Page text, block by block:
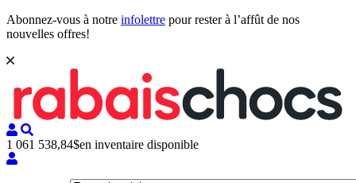
Abonnez-vous à notre infolettre pour rester à l’affût de nos
nouvelles offres!
1 061 538,84$en inventaire disponible